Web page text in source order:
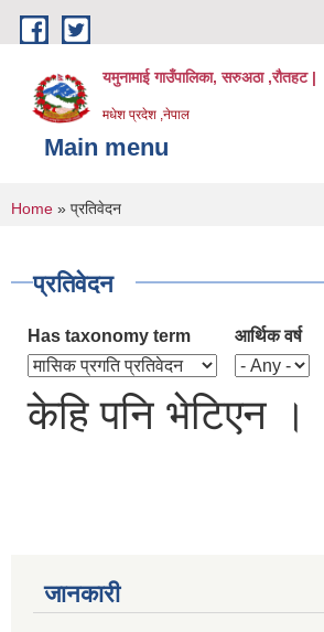
Skip to main content
यमुनामाई गाउँपालिका, सरुअठा ,रौतहट |
मधेश प्रदेश ,नेपाल
Main menu
You are here
Home » प्रतिवेदन
प्रतिवेदन
Has taxonomy term आर्थिक वर्ष
केहि पनि भेटिएन ।
जानकारी